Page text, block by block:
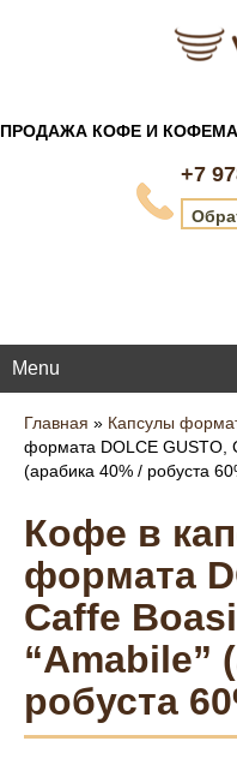
ПРОДАЖА КОФЕ И
+7
Menu
Главная » Капсулы
формата DOLCE GUSTO,
(арабика 40% / робуста
Кофе в
формата
Caffe
“Amabile”
робуста